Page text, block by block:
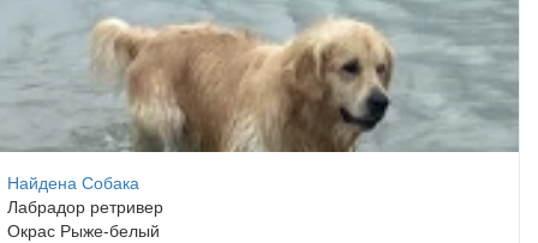
Найдена Собака
Лабрадор ретривер
Окрас Рыже-белый